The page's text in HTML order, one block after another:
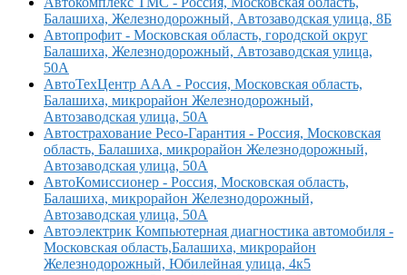
Балашиха, Железнодорожный, Автозаводская улица, 8Б
Автопрофит - Московская область, городской округ
Балашиха, Железнодорожный, Автозаводская улица,
50А
АвтоТехЦентр ААА - Россия, Московская область,
Балашиха, микрорайон Железнодорожный,
Автозаводская улица, 50А
Автострахование Ресо-Гарантия - Россия, Московская
область, Балашиха, микрорайон Железнодорожный,
Автозаводская улица, 50А
АвтоКомиссионер - Россия, Московская область,
Балашиха, микрорайон Железнодорожный,
Автозаводская улица, 50А
Автоэлектрик Компьютерная диагностика автомобиля -
Московская область,Балашиха, микрорайон
Железнодорожный, Юбилейная улица, 4к5